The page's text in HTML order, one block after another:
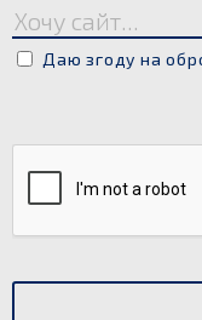
Даю згоду на